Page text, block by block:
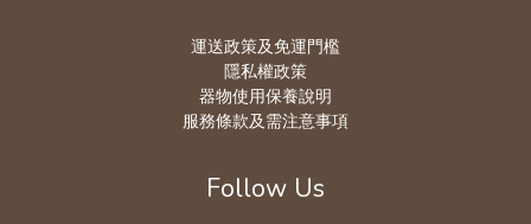
運送政策及免運門檻
隱私權政策
器物使用保養說明
服務條款及需注意事項
Follow Us